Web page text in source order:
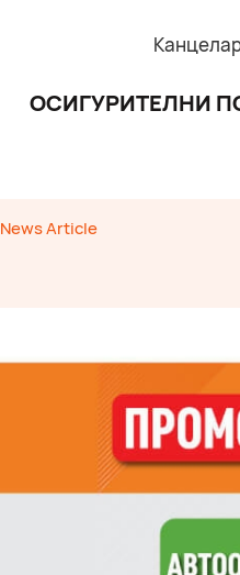
ОСИГУРИТЕЛНИ
News Article